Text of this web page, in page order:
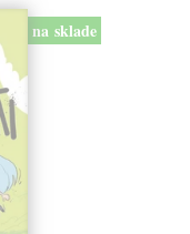
na sklade